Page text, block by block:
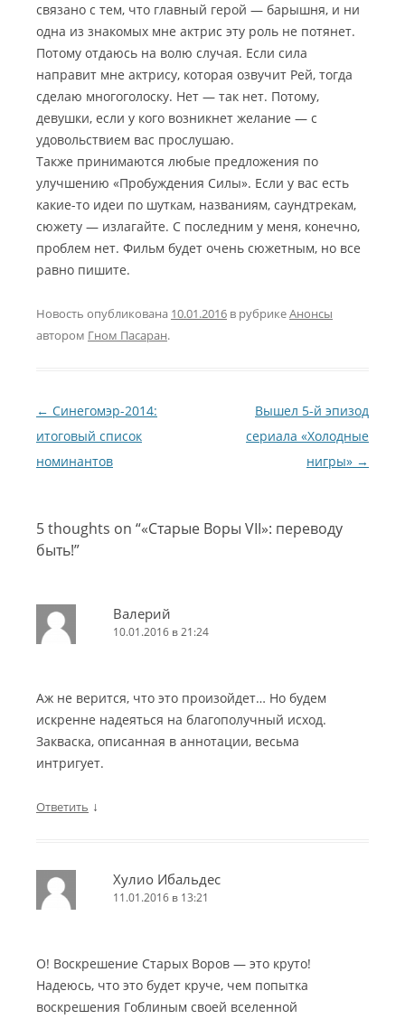
связано с тем, что главный герой — барышня, и ни
одна из знакомых мне актрис эту роль не потянет.
Потому отдаюсь на волю случая. Если сила
направит мне актрису, которая озвучит Рей, тогда
сделаю многоголоску. Нет — так нет. Потому,
девушки, если у кого возникнет желание — с
удовольствием вас прослушаю.
Также принимаются любые предложения по
улучшению «Пробуждения Силы». Если у вас есть
какие-то идеи по шуткам, названиям, саундтрекам,
сюжету — излагайте. С последним у меня, конечно,
проблем нет. Фильм будет очень сюжетным, но все
равно пишите.
Новость опубликована 10.01.2016 в рубрикеАнонсы
автором Гном Пасаран.
Навигация по записям
← Синегомэр-2014:
итоговый список
номинантов
Вышел 5-й эпизод
сериала «Холодные
нигры» →
5 thoughts on “«Старые Воры VII»: переводу
быть!”
Валерий
10.01.2016 в 21:24
Аж не верится, что это произойдет… Но будем
искренне надеяться на благополучный исход.
Закваска, описанная в аннотации, весьма
интригует.
Ответить ↓
Хулио Ибальдес
11.01.2016 в 13:21
О! Воскрешение Старых Воров — это круто!
Надеюсь, что это будет круче, чем попытка
воскрешения Гоблиным своей вселенной